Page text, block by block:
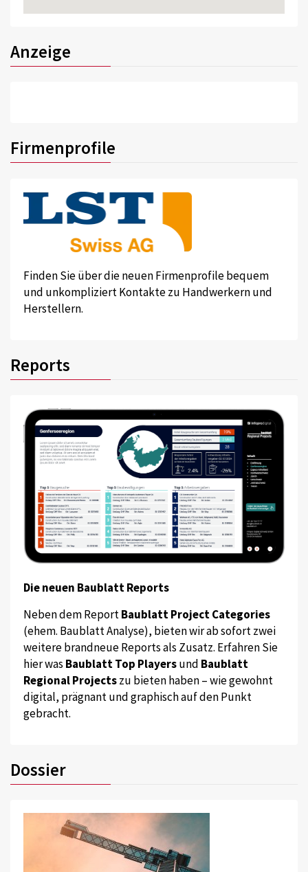
Anzeige
Firmenprofile
Finden Sie über die neuen Firmenprofile bequem
und unkompliziert Kontakte zu Handwerkern und
Herstellern.
Reports
Die neuen Baublatt Reports
Neben dem ReportBaublatt Project Categories
(ehem. Baublatt Analyse), bieten wir ab sofort zwei
weitere brandneue Reports als Zusatz. Erfahren Sie
hier was Baublatt Top Playersund Baublatt
Regional Projectszu bieten haben – wie gewohnt
digital, prägnant und graphisch auf den Punkt
gebracht.
Dossier